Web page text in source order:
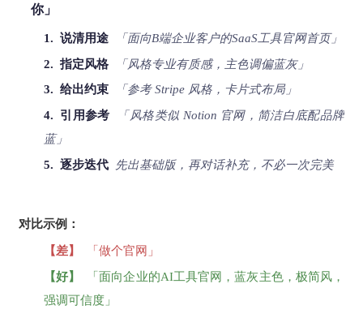
你」
1. 说清用途
「面向B端企业客户的SaaS工具官网首页」
2. 指定风格
「风格专业有质感，主色调偏蓝灰」
3. 给出约束
「参考 Stripe 风格，卡片式布局」
4. 引用参考
「风格类似 Notion 官网，简洁白底配品牌
蓝」
5. 逐步迭代
先出基础版，再对话补充，不必一次完美
对比示例：
【差】
「做个官网」
【好】
「面向企业的AI工具官网，蓝灰主色，极简风，
强调可信度」